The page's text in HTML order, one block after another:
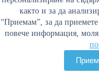
както и за да
“Приемам”, за да
повече информация, моля
Copyright © 2026